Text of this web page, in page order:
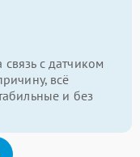
с датчиком
всё
и без